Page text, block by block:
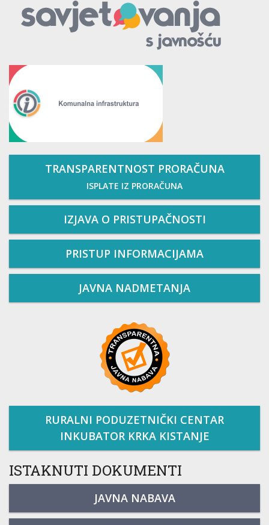
TRANSPARENTNOST PRORAČUNA
ISPLATE IZ PRORAČUNA
IZJAVA O PRISTUPAČNOSTI
PRISTUP INFORMACIJAMA
JAVNA NADMETANJA
RURALNI PODUZETNIČKI CENTAR
INKUBATOR KRKA KISTANJE
ISTAKNUTI DOKUMENTI
JAVNA NABAVA